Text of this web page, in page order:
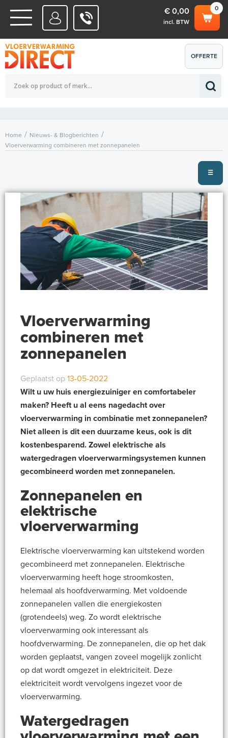
WATERSYSTEMEN
ELEKTRISCHE SYSTEMEN
0
€ 0,00
incl. BTW
Totaalbedrag (incl. BTW) € 0,00
OFFERTE
AANVRAGEN
Home
Nieuws- & Blogberichten
Vloerverwarming combineren met zonnepanelen
☰
Vloerverwarming
combineren met
zonnepanelen
Geplaatst op 13-05-2022
Wilt u uw huis energiezuiniger en comfortabeler
maken? Heeft u al eens nagedacht over
vloerverwarming in combinatie met zonnepanelen?
Niet alleen is dit een duurzame keus, ook is dit
kostenbesparend. Zowel elektrische als
watergedragen vloerverwarmingsystemen kunnen
gecombineerd worden met zonnepanelen.
Zonnepanelen en
elektrische
vloerverwarming
Elektrische vloerverwarming kan uitstekend worden
gecombineerd met zonnepanelen. Elektrische
vloerverwarming heeft hoge stroomkosten,
helemaal als hoofdverwarming. Met voldoende
zonnepanelen vallen die energiekosten
(grotendeels) weg. Zo wordt elektrische
vloerverwarming ook interessant als
hoofdverwarming. De zonnepanelen, die op het dak
worden geplaatst, vangen zoveel mogelijk zonlicht
op dat wordt omgezet in elektriciteit. Deze
elektriciteit wordt vervolgens ingezet voor de
vloerverwarming.
Watergedragen